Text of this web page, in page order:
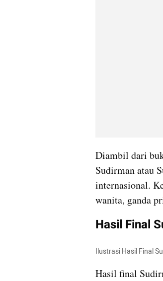
Diambil dari
Sudirman atau
internasional.
wanita, ganda
Hasil Final
Ilustrasi Hasil Final
Hasil final